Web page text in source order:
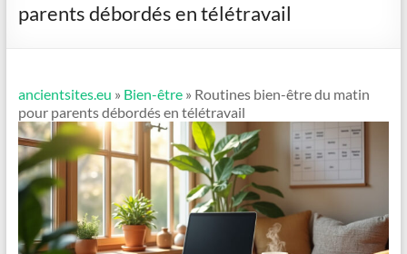
parents débordés en télétravail
ancientsites.eu » Bien-être» Routines bien-être du matin
pour parents débordés en télétravail